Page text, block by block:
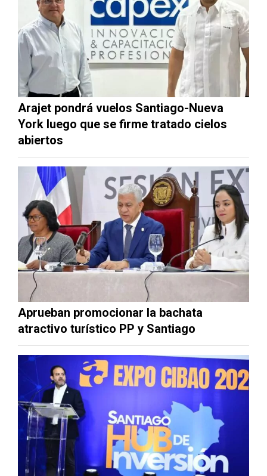
Arajet pondrá vuelos Santiago-Nueva
York luego que se firme tratado cielos
abiertos
Aprueban promocionar la bachata
atractivo turístico PP y Santiago